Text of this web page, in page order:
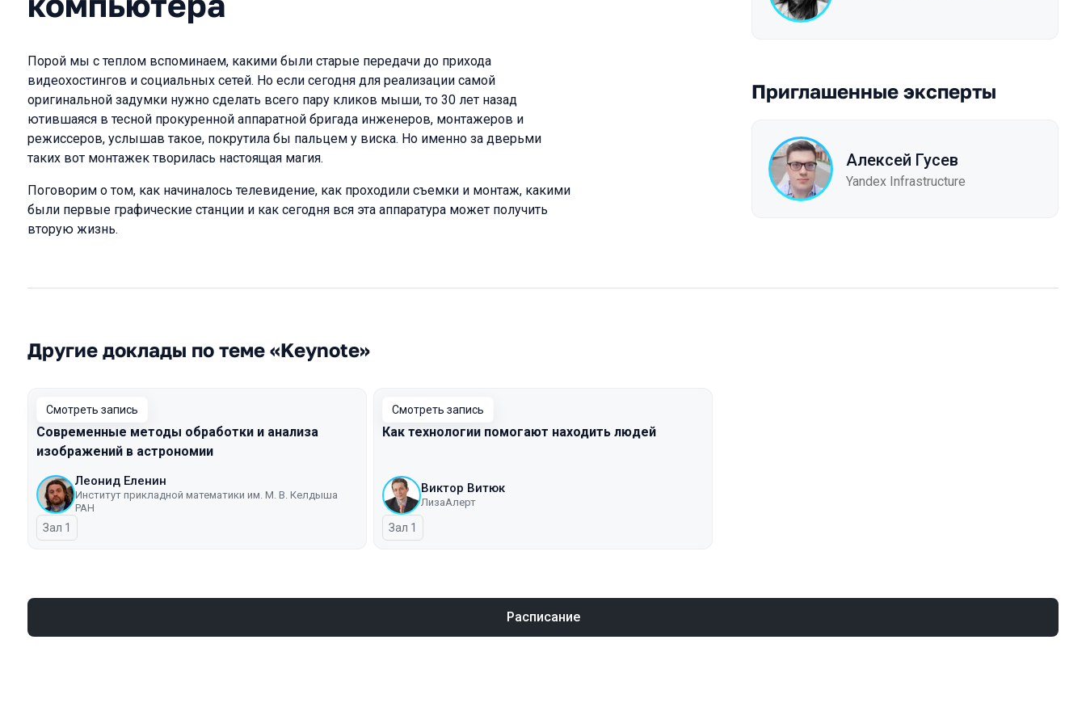
Порой мы с теплом вспоминаем, какими были старые передачи до прихода
видеохостингов и социальных сетей. Но если сегодня для реализации самой
оригинальной задумки нужно сделать всего пару кликов мыши, то 30 лет назад
ютившаяся в тесной прокуренной аппаратной бригада инженеров, монтажеров и
режиссеров, услышав такое, покрутила бы пальцем у виска. Но именно за дверьми
таких вот монтажек творилась настоящая магия.
Поговорим о том, как начиналось телевидение, как проходили съемки и монтаж, какими
были первые графические станции и как сегодня вся эта аппаратура может получить
вторую жизнь.
Приглашенные эксперты
Алексей Гусев
Yandex Infrastructure
Другие доклады по теме «Keynote»
Смотреть запись
Современные методы обработки и анализа
изображений в астрономии
Леонид Еленин
Институт прикладной математики им. М. В. Келдыша
РАН
Зал 1
Смотреть запись
Как технологии помогают находить людей
Виктор Витюк
ЛизаАлерт
Зал 1
Расписание